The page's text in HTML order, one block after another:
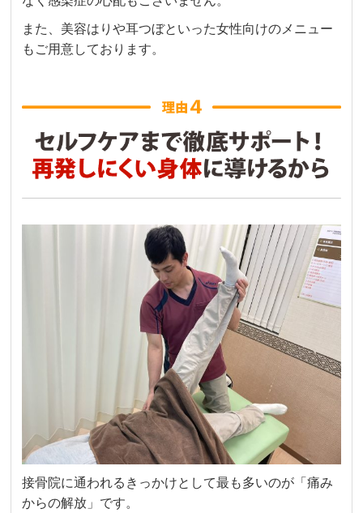
また、美容はりや耳つぼといった女性向けのメニュー
もご用意しております。
接骨院に通われるきっかけとして最も多いのが「痛み
からの解放」です。